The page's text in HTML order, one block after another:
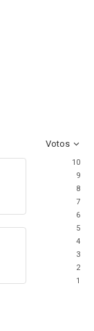
Votos
10
9
8
7
6
5
4
3
2
1